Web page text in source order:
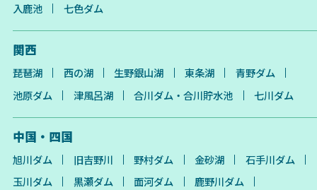
入鹿池 七色ダム
関西
琵琶湖 西の湖 生野銀山湖 東条湖
青野ダム
池原ダム
津風呂湖 合川ダム・合川貯水池 七川ダム
中国・四国
旭川ダム 旧吉野川 野村ダム 金砂湖
石手川ダム
玉川ダム
黒瀬ダム 面河ダム
鹿野川ダム